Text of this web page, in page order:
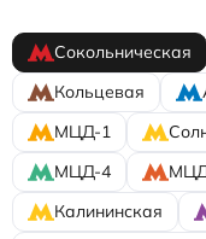
Сокольническая
Кольцевая
МЦД-1
МЦД-4
Калининская